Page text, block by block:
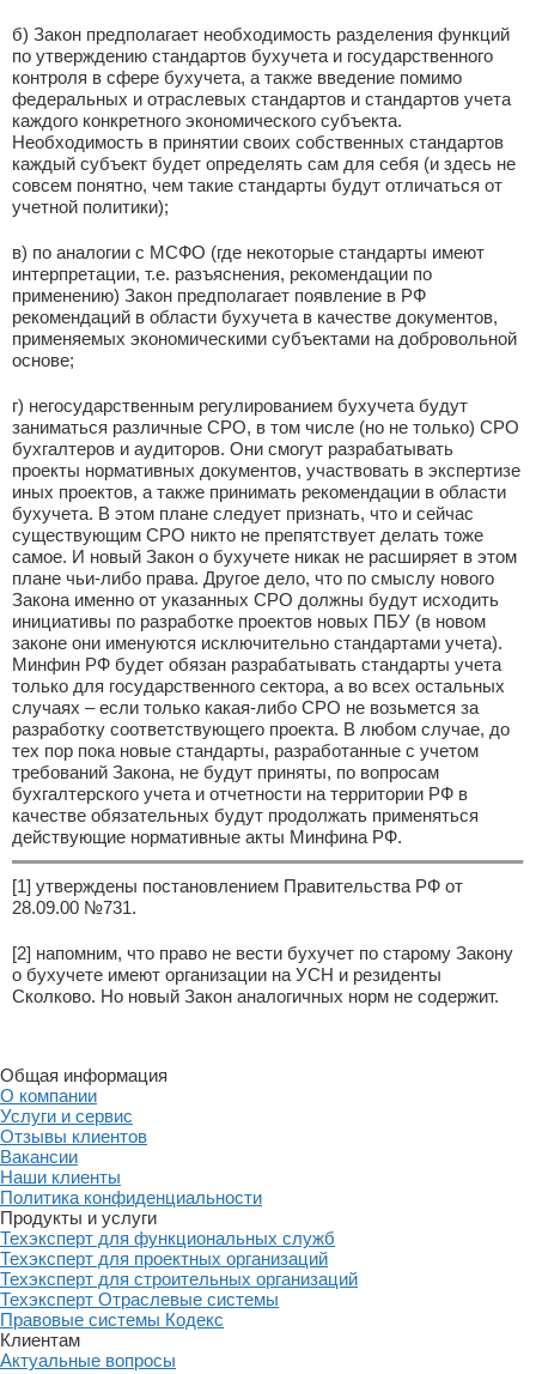
б) Закон предполагает необходимость разделения функций
по утверждению стандартов бухучета и государственного
контроля в сфере бухучета, а также введение помимо
федеральных и отраслевых стандартов и стандартов учета
каждого конкретного экономического субъекта.
Необходимость в принятии своих собственных стандартов
каждый субъект будет определять сам для себя (и здесь не
совсем понятно, чем такие стандарты будут отличаться от
учетной политики);
в) по аналогии с МСФО (где некоторые стандарты имеют
интерпретации, т.е. разъяснения, рекомендации по
применению) Закон предполагает появление в РФ
рекомендаций в области бухучета в качестве документов,
применяемых экономическими субъектами на добровольной
основе;
г) негосударственным регулированием бухучета будут
заниматься различные СРО, в том числе (но не только) СРО
бухгалтеров и аудиторов. Они смогут разрабатывать
проекты нормативных документов, участвовать в экспертизе
иных проектов, а также принимать рекомендации в области
бухучета. В этом плане следует признать, что и сейчас
существующим СРО никто не препятствует делать тоже
самое. И новый Закон о бухучете никак не расширяет в этом
плане чьи-либо права. Другое дело, что по смыслу нового
Закона именно от указанных СРО должны будут исходить
инициативы по разработке проектов новых ПБУ (в новом
законе они именуются исключительно стандартами учета).
Минфин РФ будет обязан разрабатывать стандарты учета
только для государственного сектора, а во всех остальных
случаях – если только какая-либо СРО не возьмется за
разработку соответствующего проекта. В любом случае, до
тех пор пока новые стандарты, разработанные с учетом
требований Закона, не будут приняты, по вопросам
бухгалтерского учета и отчетности на территории РФ в
качестве обязательных будут продолжать применяться
действующие нормативные акты Минфина РФ.
[1] утверждены постановлением Правительства РФ от
28.09.00 №731.
[2] напомним, что право не вести бухучет по старому Закону
о бухучете имеют организации на УСН и резиденты
Сколково. Но новый Закон аналогичных норм не содержит.
Общая информация
О компании
Услуги и сервис
Отзывы клиентов
Вакансии
Наши клиенты
Политика конфиденциальности
Продукты и услуги
Техэксперт для функциональных служб
Техэксперт для проектных организаций
Техэксперт для строительных организаций
Техэксперт Отраслевые системы
Правовые системы Кодекс
Клиентам
Актуальные вопросы